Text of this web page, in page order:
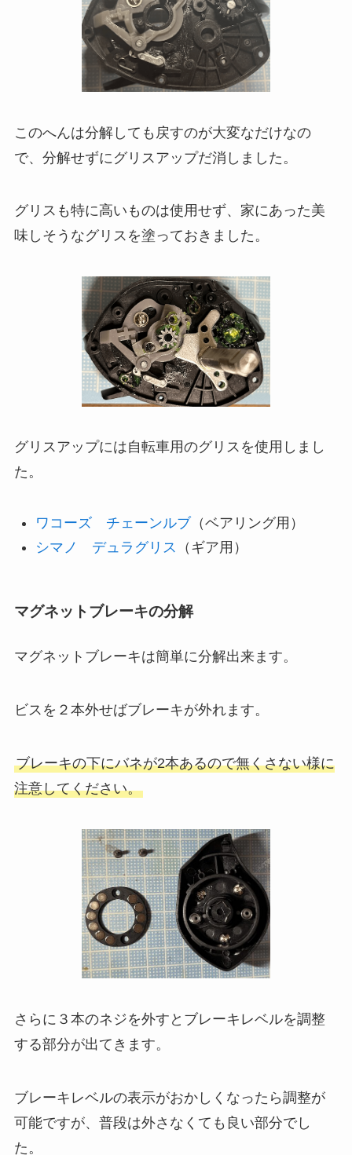
このへんは分解しても戻すのが大変なだけなの
で、分解せずにグリスアップだ消しました。
グリスも特に高いものは使用せず、家にあった美
味しそうなグリスを塗っておきました。
グリスアップには自転車用のグリスを使用しまし
た。
ワコーズ チェーンルブ（ベアリング用）
シマノ デュラグリス
（ギア用）
マグネットブレーキの分解
マグネットブレーキは簡単に分解出来ます。
ビスを２本外せばブレーキが外れます。
ブレーキの下にバネが2本あるので無くさない様に
注意してください。
さらに３本のネジを外すとブレーキレベルを調整
する部分が出てきます。
ブレーキレベルの表示がおかしくなったら調整が
可能ですが、普段は外さなくても良い部分でし
た。